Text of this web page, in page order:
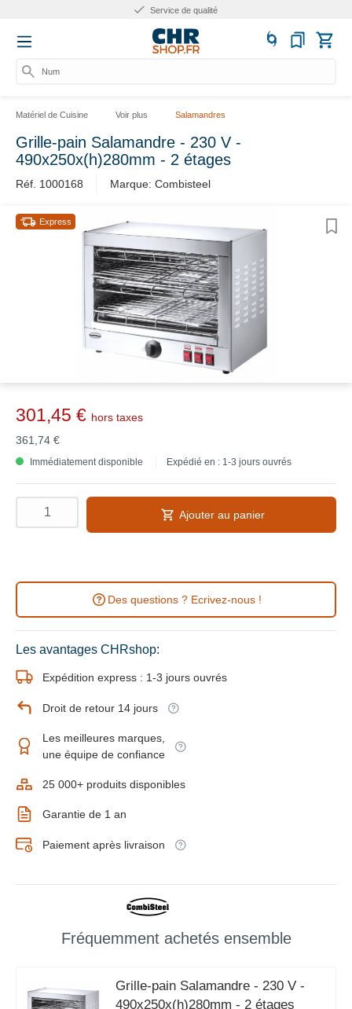
Service de qualité
Numér
Matériel de Cuisine Voir plus Salamandres
Grille-pain Salamandre - 230 V -
490x250x(h)280mm - 2 étages
Réf. 1000168 Marque: Combisteel
Express
301,45 € hors taxes
361,74 €
Immédiatement disponible Expédié en : 1-3 jours ouvrés
Ajouter au panier
Des questions ? Ecrivez-nous !
Les avantages CHRshop:
Expédition express : 1-3 jours ouvrés
Droit de retour 14 jours
Les meilleures marques,
une équipe de confiance
25 000+ produits disponibles
Garantie de 1 an
Paiement après livraison
Fréquemment achetés ensemble
Grille-pain Salamandre - 230 V -
490x250x(h)280mm - 2 étages